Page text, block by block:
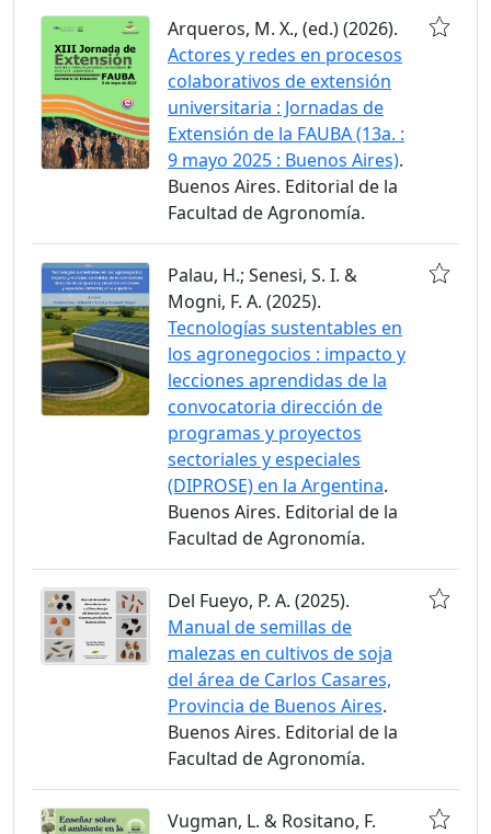
Arqueros, M. X., (ed.) (2026).
Actores y redes en procesos
colaborativos de extensión
universitaria : Jornadas de
Extensión de la FAUBA (13a. :
9 mayo 2025 : Buenos Aires).
Buenos Aires. Editorial de la
Facultad de Agronomía.
Palau, H.; Senesi, S. I. &
Mogni, F. A. (2025).
Tecnologías sustentables en
los agronegocios : impacto y
lecciones aprendidas de la
convocatoria dirección de
programas y proyectos
sectoriales y especiales
(DIPROSE) en la Argentina.
Buenos Aires. Editorial de la
Facultad de Agronomía.
Del Fueyo, P. A. (2025).
Manual de semillas de
malezas en cultivos de soja
del área de Carlos Casares,
Provincia de Buenos Aires.
Buenos Aires. Editorial de la
Facultad de Agronomía.
Vugman, L. & Rositano, F.